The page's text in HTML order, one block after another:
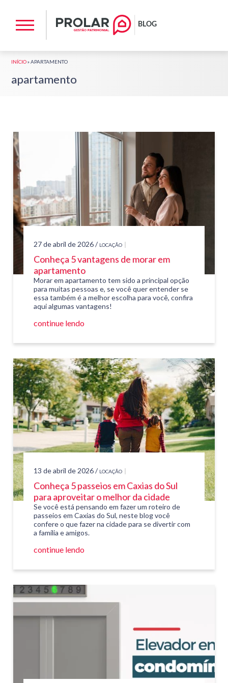
INÍCIO»APARTAMENTO
apartamento
27 de abril de 2026 / LOCAÇÃO
Conheça 5 vantagens de morar em
apartamento
Morar em apartamento tem sido a principal opção
para muitas pessoas e, se você quer entender se
essa também é a melhor escolha para você, confira
aqui algumas vantagens!
continue lendo
13 de abril de 2026 / LOCAÇÃO
Conheça 5 passeios em Caxias do Sul
para aproveitar o melhor da cidade
Se você está pensando em fazer um roteiro de
passeios em Caxias do Sul, neste blog você
confere o que fazer na cidade para se divertir com
a família e amigos.
continue lendo